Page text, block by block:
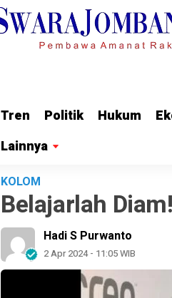
Tren Politik Hukum
Lainnya
Tren Politik Hukum
Lainnya
KOLOM
Belajarlah Diam!
Hadi S Purwanto
2 Apr 2024 - 11:05 WIB